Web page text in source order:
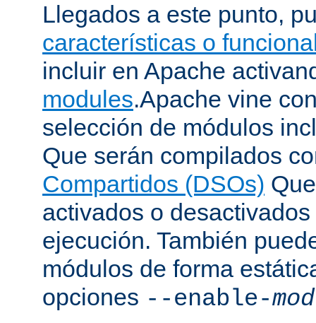
Llegados a este punto,
características o
incluir en Apache
modules.Apache vine
selección de módulos
Que serán compilados
Compartidos (DSOs)
activados o
ejecución. También
módulos de forma
opciones --enable-